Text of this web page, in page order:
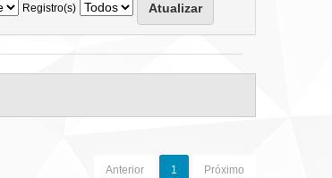
Registro(s)
Anterior 1 Próximo